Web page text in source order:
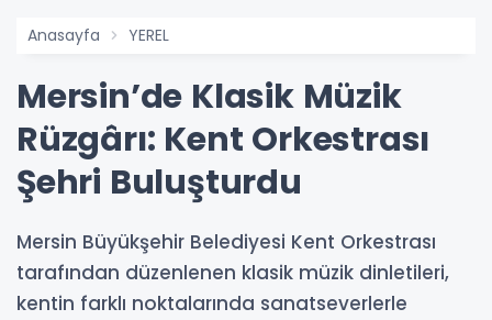
Anasayfa YEREL
Mersin’de Klasik Müzik
Rüzgârı: Kent Orkestrası
Şehri Buluşturdu
Mersin Büyükşehir Belediyesi Kent Orkestrası
tarafından düzenlenen klasik müzik dinletileri,
kentin farklı noktalarında sanatseverlerle